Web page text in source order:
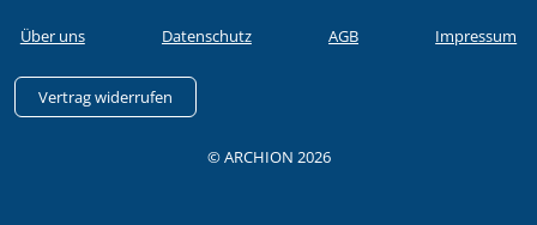
Über uns Datenschutz AGB Impressum
Vertrag widerrufen
© ARCHION 2026